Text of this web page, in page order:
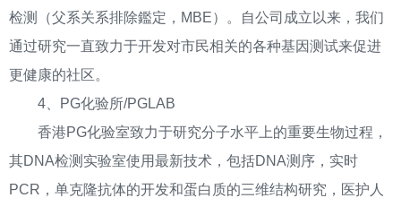
检测（父系关系排除鑑定，MBE）。自公司成立以来，我们
通过研究一直致力于开发对市民相关的各种基因测试来促进
更健康的社区。
4、PG化验所/PGLAB
香港PG化验室致力于研究分子水平上的重要生物过程，
其DNA检测实验室使用最新技术，包括DNA测序，实时
PCR，单克隆抗体的开发和蛋白质的三维结构研究，医护人